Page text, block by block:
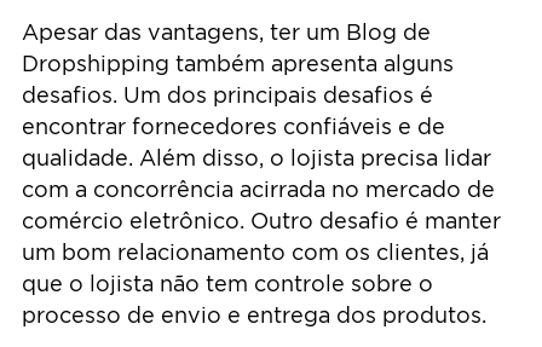
Apesar das vantagens, ter um Blog de
Dropshipping também apresenta alguns
desafios. Um dos principais desafios é
encontrar fornecedores confiáveis e de
qualidade. Além disso, o lojista precisa lidar
com a concorrência acirrada no mercado de
comércio eletrônico. Outro desafio é manter
um bom relacionamento com os clientes, já
que o lojista não tem controle sobre o
processo de envio e entrega dos produtos.